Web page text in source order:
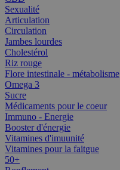
Sexualité
Articulation
Circulation
Jambes lourdes
Cholestérol
Riz rouge
Flore intestinale - métabolisme
Omega 3
Sucre
Médicaments pour le coeur
Immuno - Energie
Booster d'énergie
Vitamines d'imuunité
Vitamines pour la faitgue
50+